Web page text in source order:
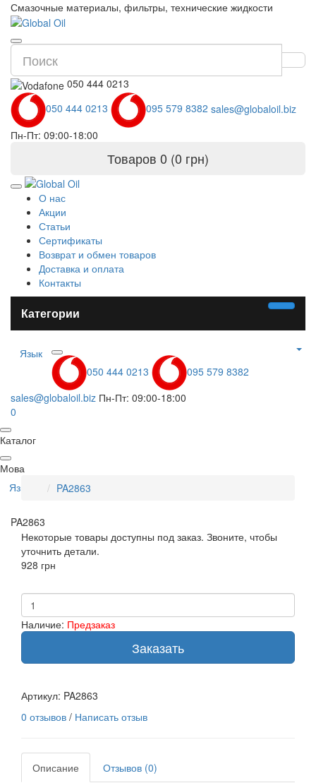
Смазочные материалы, фильтры, технические жидкости
050 444 0213
050 444 0213
095 579 8382 sales@globaloil.biz
Пн-Пт: 09:00-18:00
Товаров 0 (0 грн)
О нас
Акции
Статьи
Сертификаты
Возврат и обмен товаров
Доставка и оплата
Контакты
Категории
Язык
050 444 0213
095 579 8382
sales@globaloil.biz Пн-Пт: 09:00-18:00
0
Каталог
Мова
Язык
PA2863
PA2863
Некоторые товары доступны под заказ. Звоните, чтобы
уточнить детали.
928 грн
Наличие: Предзаказ
Заказать
Артикул: PA2863
0 отзывов / Написать отзыв
Описание
Отзывов (0)